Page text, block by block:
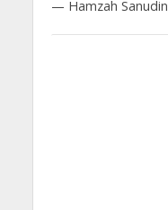
— Hamzah Sanudin